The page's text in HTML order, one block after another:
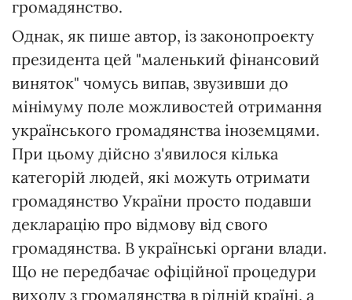
громадянство.
Однак, як пише автор, із законопроекту
президента цей "маленький фінансовий
виняток" чомусь випав, звузивши до
мінімуму поле можливостей отримання
українського громадянства іноземцями.
При цьому дійсно з'явилося кілька
категорій людей, які можуть отримати
громадянство України просто подавши
декларацію про відмову від свого
громадянства. В українські органи влади.
Що не передбачає офіційної процедури
виходу з громадянства в рідній країні, а